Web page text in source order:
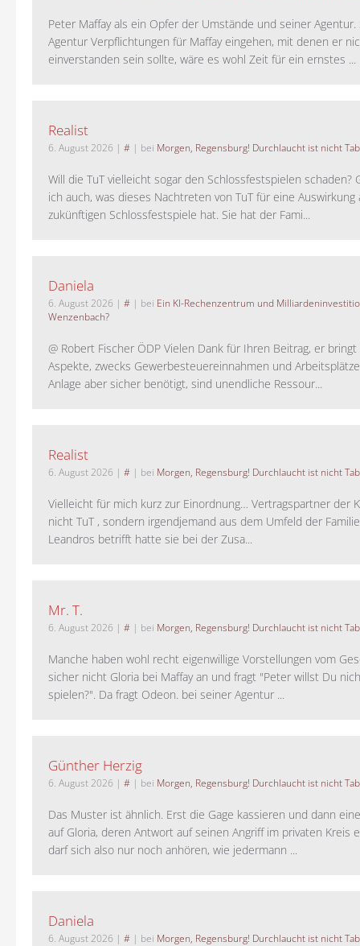
Peter Maffay als ein Opfer der Umstände und seiner Agentur.
Agentur Verpflichtungen für Maffay eingehen, mit denen er
einverstanden sein sollte, wäre es wohl Zeit für ein ernstes ...
Realist
6. August 2026 | # | bei Morgen, Regensburg! Durchlaucht ist nicht
Will die TuT vielleicht sogar den Schlossfestspielen schaden?
ich auch, was dieses Nachtreten von TuT für eine Auswirkung
zukünftigen Schlossfestspiele hat. Sie hat der Fami...
Daniela
6. August 2026 | # | bei Ein KI-Rechenzentrum und
Wenzenbach?
@ Robert Fischer ÖDP Vielen Dank für Ihren Beitrag, er
Aspekte, zwecks Gewerbesteuereinnahmen und
Anlage aber sicher benötigt, sind unendliche Ressour...
Realist
6. August 2026 | # | bei Morgen, Regensburg! Durchlaucht ist nicht
Vielleicht für mich kurz zur Einordnung… Vertragspartner der
nicht TuT , sondern irgendjemand aus dem Umfeld der
Leandros betrifft hatte sie bei der Zusa...
Mr. T.
6. August 2026 | # | bei Morgen, Regensburg! Durchlaucht ist nicht
Manche haben wohl recht eigenwillige Vorstellungen vom
sicher nicht Gloria bei Maffay an und fragt "Peter willst Du
spielen?". Da fragt Odeon. bei seiner Agentur ...
Günther Herzig
6. August 2026 | # | bei Morgen, Regensburg! Durchlaucht ist nicht
Das Muster ist ähnlich. Erst die Gage kassieren und dann
auf Gloria, deren Antwort auf seinen Angriff im privaten Kreis
darf sich also nur noch anhören, wie jedermann ...
Daniela
6. August 2026 | # | bei Morgen, Regensburg! Durchlaucht ist nicht